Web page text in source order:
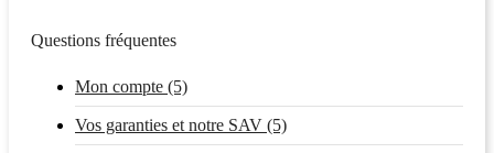
Questions fréquentes
Mon compte (5)
Vos garanties et notre SAV (5)